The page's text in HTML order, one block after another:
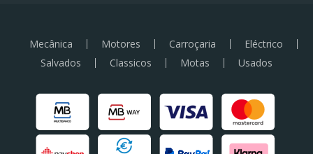
Mecânica Motores Carroçaria
Eléctrico
Salvados
Classicos Motas Usados